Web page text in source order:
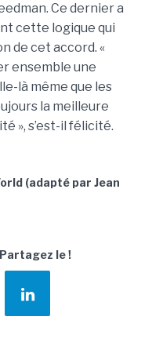
Ce dernier a
cette logique qui
de cet accord. «
ensemble une
là même que les
la meilleure
», s’est-il félicité.
(adapté par Jean
Partagez le !